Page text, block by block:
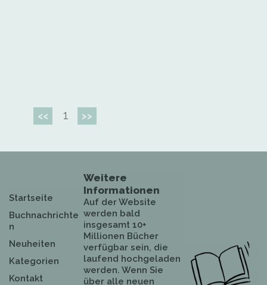
<< 1 >>
Startseite
Buchnachrichte
n
Neuheiten
Kategorien
Kontakt
Weitere
Informationen
Auf der Website
werden bald
insgesamt 10+
Millionen Bücher
verfügbar sein, die
laufend hochgeladen
werden. Wenn Sie
über alle neuen